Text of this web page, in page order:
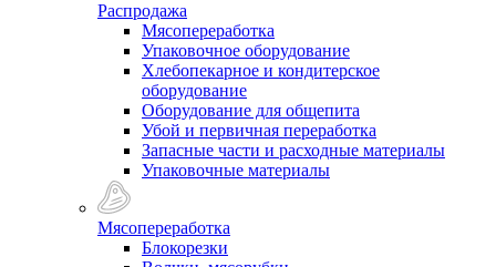
Распродажа
Мясопереработка
Упаковочное оборудование
Хлебопекарное и кондитерское
оборудование
Оборудование для общепита
Убой и первичная переработка
Запасные части и расходные материалы
Упаковочные материалы
Мясопереработка
Блокорезки